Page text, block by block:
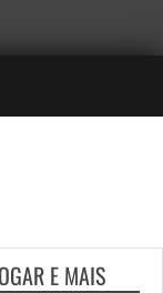
E MAIS